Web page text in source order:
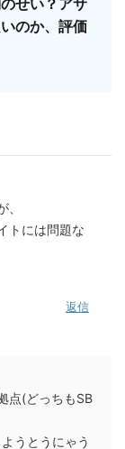
のか、評価
トには問題な
返信
点(どっちもSB
うとうにゃう